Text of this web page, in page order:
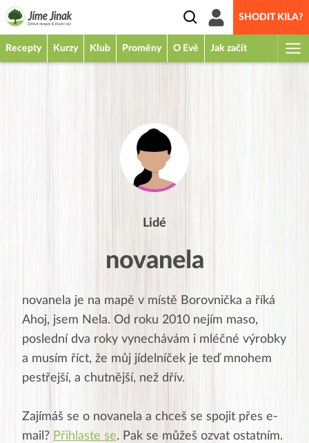
SHODIT KILA?
Recepty Kurzy Klub Proměny O Evě Jak začít
Lidé
novanela
novanela je na mapě v místě Borovnička a říká
Ahoj, jsem Nela. Od roku 2010 nejím maso,
poslední dva roky vynechávám i mléčné výrobky
a musím říct, že můj jídelníček je teď mnohem
pestřejší, a chutnější, než dřív.
Zajímáš se o novanela a chceš se spojit přes e-
mail? Přihlaste se. Pak se můžeš ozvat ostatním.